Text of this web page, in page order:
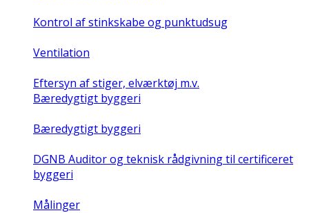
Kontrol af stinkskabe og punktudsug
Ventilation
Eftersyn af stiger, elværktøj m.v.
Bæredygtigt byggeri
Bæredygtigt byggeri
DGNB Auditor og teknisk rådgivning til certificeret
byggeri
Målinger